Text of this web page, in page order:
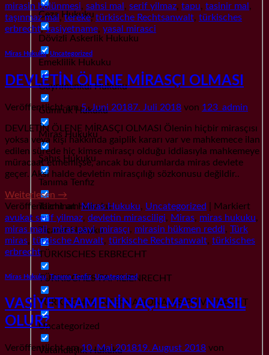
Ceza Hukuku
Dövizli Askerlik Hukuku
Emeklilik Hukuku
Gayrımenkul Hukuku
Gümrük Hukuku
Miras Hukuku
Şahıs Hukuku
Tanıma Tenfiz
Tazminat Hukuku
Ticaret Hukuku
TÜRKISCHES ERBRECHT
TÜRKISCHES FAMILIENRECHT
TÜRKISCHES INTERNATIONALES PRIVATRECHT
Uncategorized
Vatandaşlık Hukuku
mirasin bölünmesi, sahsi mal , serif yilmaz, tapu, tasinir mal ,
taşınmaz mal ,tereke,türkische Rechtsanwalt, türkisches
erbrecht,vasiyetname, yasal mirasci
Miras Hukuku,Uncategorized
DEVLETİN ÖLENE MİRASÇI OLMASI
Veröffentlicht am5. Juni 20187. Juli 2018 von 123_admin
DEVLETİN ÖLENE MİRASÇI OLMASI Ölenin hiçbir mirasçısı
yoksa veya kişi hakkında gaiplik kararı var ve mahkemece ilan
edilen sürede hiç kimse mirasçı olduğu iddiasıyla mahkemeye
müracaat etmemişse, ancak bu durumlarda miras devlete
geçer. Aksi halde devletin mirasçılığı sözkonusu değildir..
Weiterlesen →
Veröffentlicht amMiras Hukuku, Uncategorized
Markiert
avukat serif yilmaz, devletin mirasciligi, Miras, miras hukuku,
miras mali,miras payi,mirasçı, mirasin hükmen reddi, Türk
miras, türkische Anwalt, türkische Rechtsanwalt, türkisches
erbrecht
Miras Hukuku ,Tanıma Tenfiz,Uncategorized
VASİYETNAMENİN AÇILMASI NASIL
OLUR?
Veröffentlicht am10. Mai 201819. August 2018 von